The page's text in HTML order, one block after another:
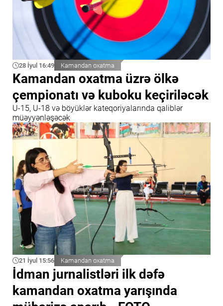
28 İyul 16:49 Kamandan oxatma
Kamandan oxatma üzrə ölkə
çempionatı və kuboku keçiriləcək
U-15, U-18 və böyüklər kateqoriyalarında qaliblər
müəyyənləşəcək
21 İyul 15:56 Kamandan oxatma
İdman jurnalistləri ilk dəfə
kamandan oxatma yarışında